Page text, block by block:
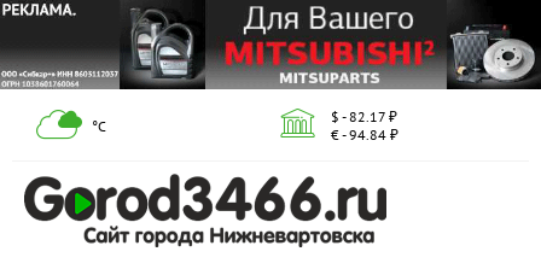
°С
$ - 82.17 ₽
€ - 94.84 ₽